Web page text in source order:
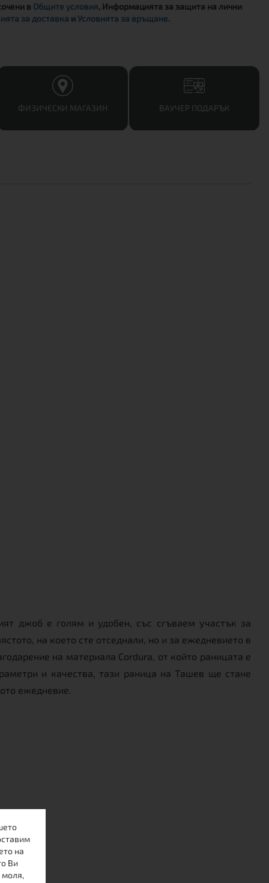
в Общите условия, Информацията за защита на лични
за доставка иУсловията за връщане.
ФИЗИЧЕСКИ МАГАЗИН ВАУЧЕР ПОДАРЪК
джоб е голям и удобен, със сгъваем участък за
на което сте отседнали, но и за ежедневието в
на материала Cordura, от който раницата е
и качества, тази раница на Ташев ще стане
ежедневие.
на
Ви
моля,